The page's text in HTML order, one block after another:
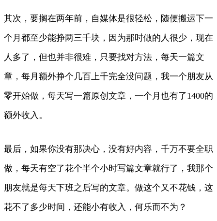
其次，要搁在两年前，自媒体是很轻松，随便搬运下一
个月都至少能挣两三千块，因为那时做的人很少，现在
人多了，但也并非很难，只要找对方法，每天一篇文
章，每月额外挣个几百上千完全没问题，我一个朋友从
零开始做，每天写一篇原创文章，一个月也有了1400的
额外收入。
最后，如果你没有那决心，没有好内容，千万不要全职
做，每天有空了花个半个小时写篇文章就行了，我那个
朋友就是每天下班之后写的文章。做这个又不花钱，这
花不了多少时间，还能小有收入，何乐而不为？